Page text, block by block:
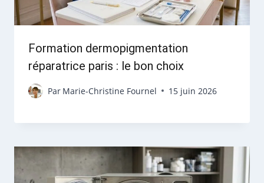
Formation dermopigmentation
réparatrice paris : le bon choix
Par Marie-Christine Fournel 15 juin 2026